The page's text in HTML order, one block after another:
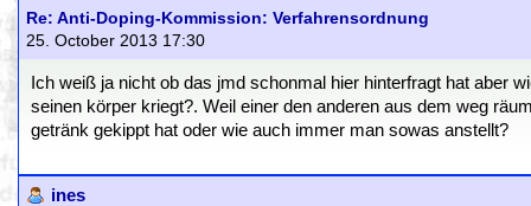
Re: Anti-Doping-Kommission: Verfahrensordnung
25. October 2013 17:30
Ich weiß ja nicht ob das jmd schonmal hier hinterfragt hat aber
seinen körper kriegt?. Weil einer den anderen aus dem weg
getränk gekippt hat oder wie auch immer man sowas anstellt?
ines